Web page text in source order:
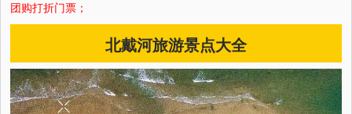
团购打折门票；
北戴河旅游景点大全